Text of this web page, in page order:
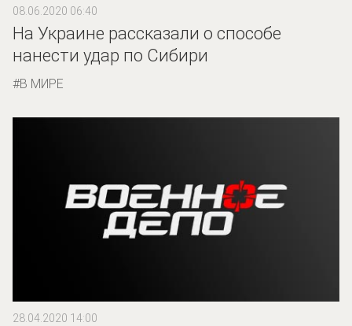
08.06.2020 06:40
На Украине рассказали о способе
нанести удар по Сибири
В МИРЕ
28.04.2020 14:00